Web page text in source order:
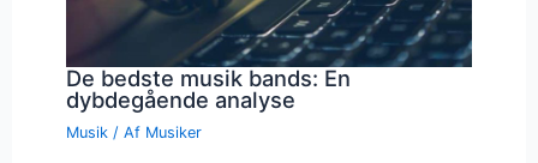
De bedste musik bands: En
dybdegående analyse
Musik / Af Musiker